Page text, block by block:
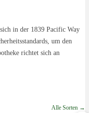
in der 1839 Pacific Way
um den
richtet sich an
Alle Sorten →